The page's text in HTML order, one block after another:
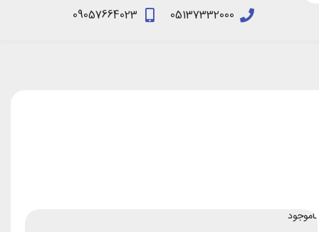
05137332000
09057664023
ناموجود